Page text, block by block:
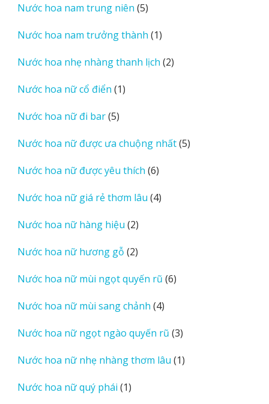
Nước hoa nam trung niên 55
phẩm
Nước hoa nam trưởng thành 11
phẩm
Nước hoa nhẹ nhàng thanh lịch 22
Nước hoa nữ cổ điển 11
Nước hoa nữ đi bar 55
phẩm
Nước hoa nữ được ưa chuộng nhất 55
Nước hoa nữ được yêu thích 66
phẩm
Nước hoa nữ giá rẻ thơm lâu 44
Nước hoa nữ hàng hiệu 22
phẩm
Nước hoa nữ hương gỗ 22
phẩm
Nước hoa nữ mùi ngọt quyến rũ 66
Nước hoa nữ mùi sang chảnh 44
phẩm
Nước hoa nữ ngọt ngào quyến rũ 33
phẩm
Nước hoa nữ nhẹ nhàng thơm lâu 11
Nước hoa nữ quý phái 11